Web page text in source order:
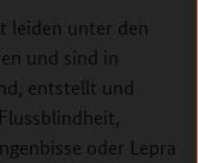
leiden unter den
und sind in
entstellt und
oder Lepra